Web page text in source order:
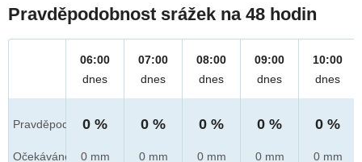
Pravděpodobnost srážek na 48 hodin
Pravděpod.
Očekáváno
06:00
dnes
0 %
0 mm
07:00
dnes
0 %
0 mm
08:00
dnes
0 %
0 mm
09:00
dnes
0 %
0 mm
10:00
dnes
0 %
0 mm